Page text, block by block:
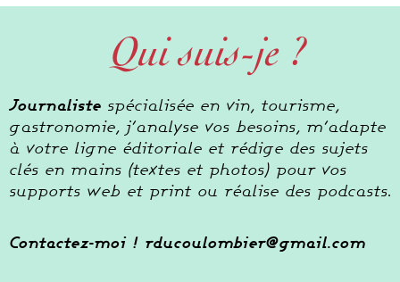
Qui suis-je ?
Journaliste spécialisée en vin, tourisme,
gastronomie, j’analyse vos besoins, m’adapte
à votre ligne éditoriale et rédige des sujets
clés en mains (textes et photos) pour vos
supports web et print ou réalise des podcasts.
Contactez-moi ! rducoulombier@gmail.com